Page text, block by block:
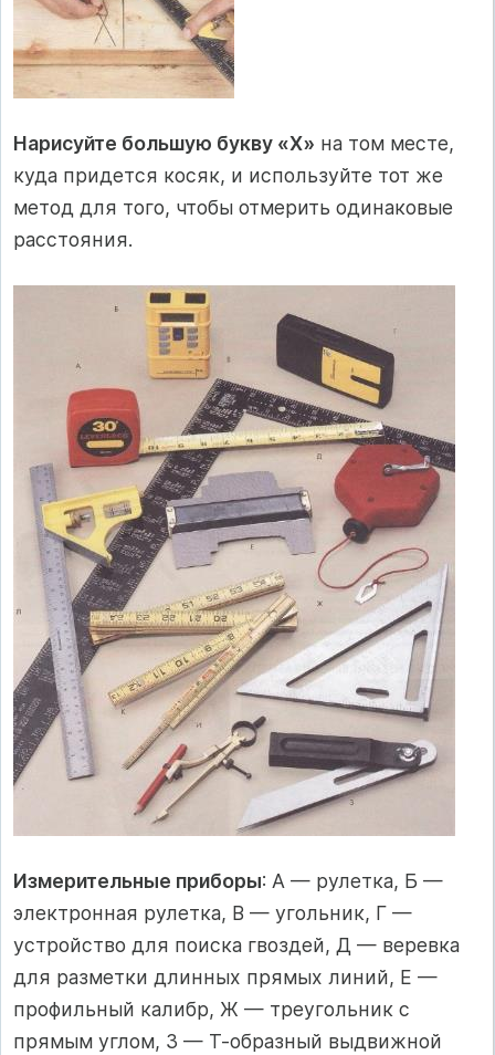
Нарисуйте большую букву «X» на том месте,
куда придется косяк, и используйте тот же
метод для того, чтобы отмерить одинаковые
расстояния.
Измерительные приборы: А — рулетка, Б —
электронная рулетка, В — угольник, Г —
устройство для поиска гвоздей, Д — веревка
для разметки длинных прямых линий, Е —
профильный калибр, Ж — треугольник с
прямым углом, 3 — Т-образный выдвижной